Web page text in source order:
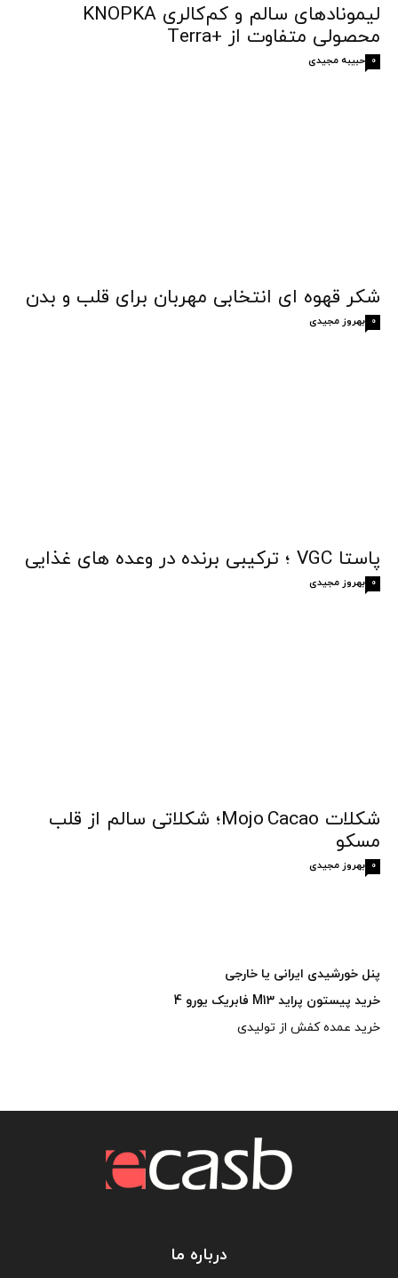
لیمونادهای سالم و کم‌کالری KNOPKA
محصولی متفاوت از +Terra
حبیبه مجیدی 0
شکر قهوه‌ ای انتخابی مهربان برای قلب و بدن
بهروز مجیدی 0
پاستا VGC ؛ ترکیبی برنده در وعده های غذایی
بهروز مجیدی 0
شکلات Mojo Cacao؛ شکلاتی سالم از قلب
مسکو
بهروز مجیدی 0
پنل خورشیدی ایرانی یا خارجی
خرید پیستون پراید M13 فابریک یورو 4
خرید عمده کفش از تولیدی
درباره ما